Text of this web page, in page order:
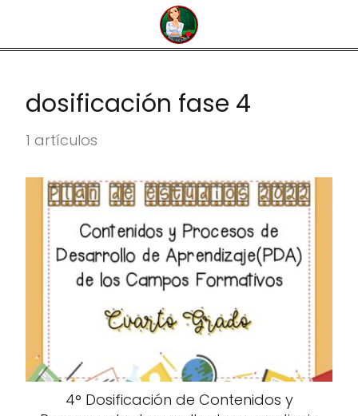
dosificación fase 4
1 artículos
4° Dosificación de Contenidos y